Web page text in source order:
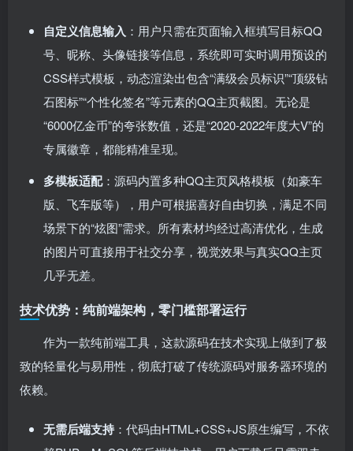
自定义信息输入 ：用户只需在页面输入框填写目标QQ
号、昵称、头像链接等信息，系统即可实时调用预设的
CSS样式模板，动态渲染出包含“满级会员标识”“顶级钻
石图标”“个性化签名”等元素的QQ主页截图。无论是
“6000亿金币”的夸张数值，还是“2020-2022年度大V”的
专属徽章，都能精准呈现。
多模板适配：源码内置多种QQ主页风格模板（如豪车
版、飞车版等），用户可根据喜好自由切换，满足不同
场景下的“炫图”需求。所有素材均经过高清优化，生成
的图片可直接用于社交分享，视觉效果与真实QQ主页
几乎无差。
技术优势：纯前端架构，零门槛部署运行
作为一款纯前端工具，这款源码在技术实现上做到了极
致的轻量化与易用性，彻底打破了传统源码对服务器环境的
依赖。
无需后端支持：代码由HTML+CSS+JS原生编写，不依